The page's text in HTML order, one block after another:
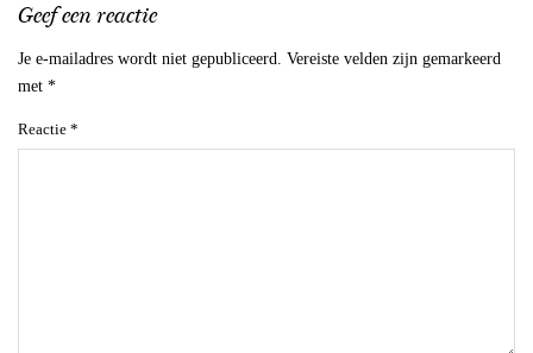
Geef een reactie
Je e-mailadres wordt niet gepubliceerd.
Vereiste velden zijn gemarkeerd
met *
Reactie *